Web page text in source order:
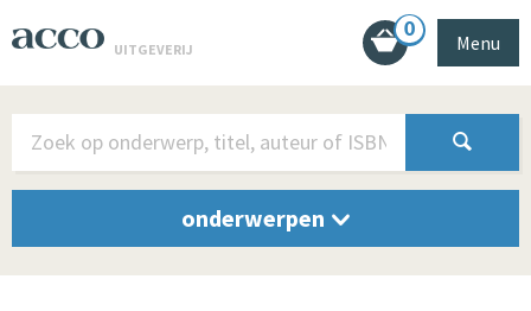
UITGEVERIJ
0
Menu
onderwerpen